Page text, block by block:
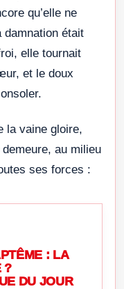
qu’elle ne
damnation était
elle tournait
et le doux
la vaine gloire,
au milieu
ses forces :
: LA
?
DU JOUR